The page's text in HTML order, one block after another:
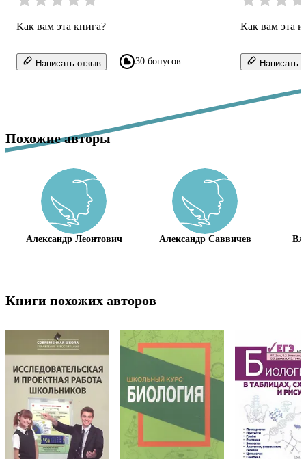
Как вам эта книга?
Написать отзыв 30 бонусов
Как вам эта
Написать
Похожие авторы
Александр Леонтович Александр Саввичев
Книги похожих авторов